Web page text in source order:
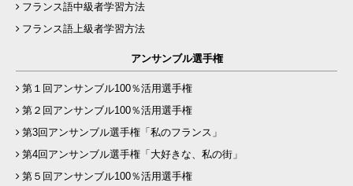
フランス語中級者学習方法
フランス語上級者学習方法
アンサンブル選手権
第１回アンサンブル100％活用選手権
第２回アンサンブル100％活用選手権
第3回アンサンブル選手権「私のフランス」
第4回アンサンブル選手権「大好きな、私の街」
第５回アンサンブル100％活用選手権